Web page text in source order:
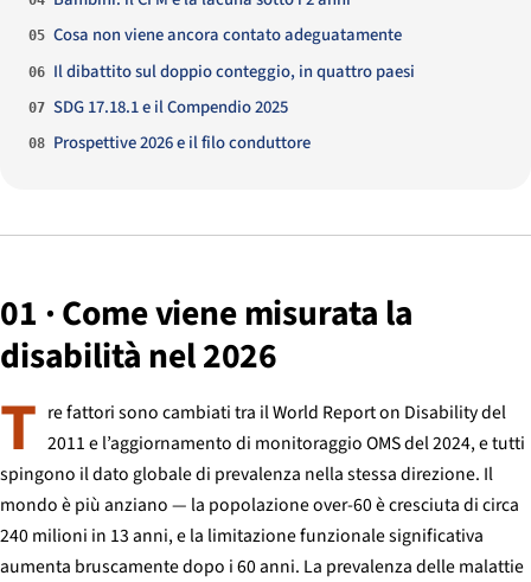
05 Cosa non viene ancora contato adeguatamente
06 Il dibattito sul doppio conteggio, in quattro paesi
07 SDG 17.18.1 e il Compendio 2025
08 Prospettive 2026 e il filo conduttore
01 · Come viene misurata la
disabilità nel 2026
T re fattori sono cambiati tra il World Report on Disability del
2011 e l’aggiornamento di monitoraggio OMS del 2024, e tutti
spingono il dato globale di prevalenza nella stessa direzione. Il
mondo è più anziano — la popolazione over-60 è cresciuta di circa
240 milioni in 13 anni, e la limitazione funzionale significativa
aumenta bruscamente dopo i 60 anni. La prevalenza delle malattie